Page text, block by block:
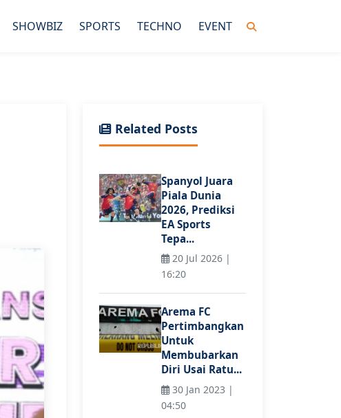
SHOWBIZ SPORTS TECHNO EVENT
Related Posts
Spanyol Juara
Piala Dunia
2026, Prediksi
EA Sports
Tepa...
20 Jul 2026 |
16:20
Arema FC
Pertimbangkan
Untuk
Membubarkan
Diri Usai Ratu...
30 Jan 2023 |
04:50